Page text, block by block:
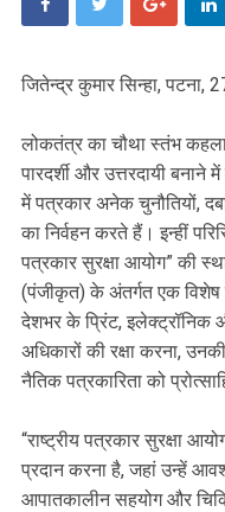
जितेन्द्र कुमार सिन्हा,
लोकतंत्र का चौथा स्तंभ
पारदर्शी और उत्तरदायी
में पत्रकार अनेक चुनौतियों,
का निर्वहन करते हैं। इन्हीं
पत्रकार सुरक्षा आयोग” की
(पंजीकृत) के अंतर्गत एक विशेष
देशभर के प्रिंट, इलेक्ट्रॉनिक
अधिकारों की रक्षा करना,
नैतिक पत्रकारिता को
“राष्ट्रीय पत्रकार सुरक्षा
प्रदान करना है, जहां उन्हें
आपातकालीन सहयोग और